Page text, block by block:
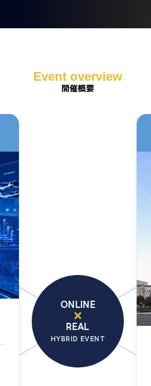
Event overview
開催概要
ONLINE
×
REAL
HYBRID EVENT